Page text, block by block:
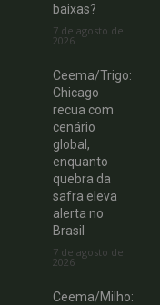
baixas?
7 de agosto de
2026
Ceema/Trigo:
Chicago
recua com
cenário
global,
enquanto
quebra da
safra eleva
alerta no
Brasil
7 de agosto de
2026
Ceema/Milho: